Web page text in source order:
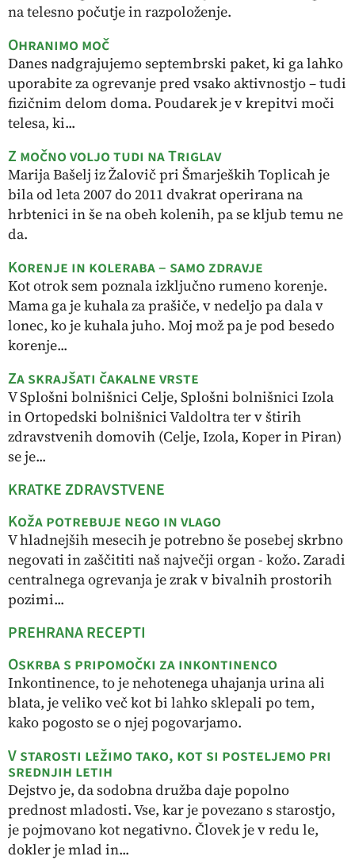
na telesno počutje in razpoloženje.
Ohranimo moč
Danes nadgrajujemo septembrski paket, ki ga lahko
uporabite za ogrevanje pred vsako aktivnostjo – tudi
fizičnim delom doma. Poudarek je v krepitvi moči
telesa, ki...
Z močno voljo tudi na Triglav
Marija Bašelj iz Žalovič pri Šmarjeških Toplicah je
bila od leta 2007 do 2011 dvakrat operirana na
hrbtenici in še na obeh kolenih, pa se kljub temu ne
da.
Korenje in koleraba – samo zdravje
Kot otrok sem poznala izključno rumeno korenje.
Mama ga je kuhala za prašiče, v nedeljo pa dala v
lonec, ko je kuhala juho. Moj mož pa je pod besedo
korenje...
Za skrajšati čakalne vrste
V Splošni bolnišnici Celje, Splošni bolnišnici Izola
in Ortopedski bolnišnici Valdoltra ter v štirih
zdravstvenih dom ovih (Celje, Izola, Koper in Piran)
se je...
KRATKE ZDRAVSTVENE
Koža potrebuje nego in vlago
V hladnejših mesecih je potrebno še posebej skrbno
negovati in zaščititi naš največji organ - kožo. Zaradi
centralnega ogrevanja je zrak v bivalnih prostorih
pozimi...
PREHRANA RECEPTI
Oskrba s pripomočki za inkontinenco
Inkontinence, to je nehotenega uhajanja urina ali
blata, je veliko več kot bi lahko sklepali po tem,
kako pogosto se o njej pogovarjamo.
V starosti ležimo tako, kot si posteljemo pri
srednjih letih
Dejstvo je, da sodobna družba daje popolno
prednost mladosti. Vse, kar je povezano s starostjo,
je pojmovano kot negativno. Človek je v redu le,
dokler je mlad in...